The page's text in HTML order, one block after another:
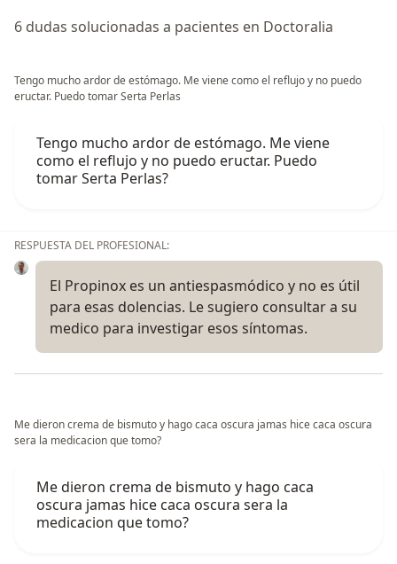
6 dudas solucionadas a pacientes en Doctoralia
Tengo mucho ardor de estómago. Me viene como el reflujo y no puedo
eructar. Puedo tomar Serta Perlas
Tengo mucho ardor de estómago. Me viene
como el reflujo y no puedo eructar. Puedo
tomar Serta Perlas?
RESPUESTA DEL PROFESIONAL:
El Propinox es un antiespasmódico y no es útil
para esas dolencias. Le sugiero consultar a su
medico para investigar esos síntomas.
Me dieron crema de bismuto y hago caca oscura jamas hice caca oscura
sera la medicacion que tomo?
Me dieron crema de bismuto y hago caca
oscura jamas hice caca oscura sera la
medicacion que tomo?